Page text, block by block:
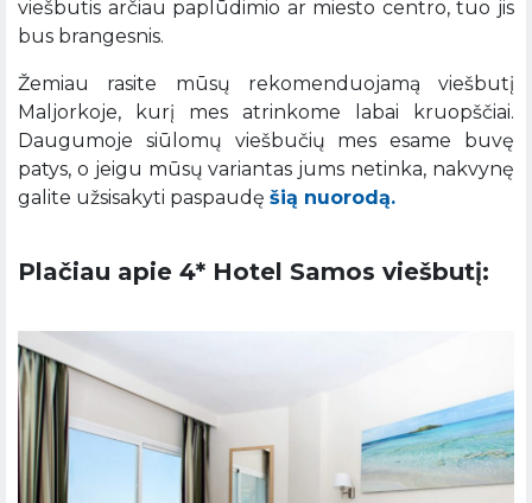
viešbutis arčiau paplūdimio ar miesto centro, tuo jis
bus brangesnis.
Žemiau rasite mūsų rekomenduojamą viešbutį
Maljorkoje, kurį mes atrinkome labai kruopščiai.
Daugumoje siūlomų viešbučių mes esame buvę
patys, o jeigu mūsų variantas jums netinka, nakvynę
galite užsisakyti paspaudę šią nuorodą.
Plačiau apie 4* Hotel Samos viešbutį: